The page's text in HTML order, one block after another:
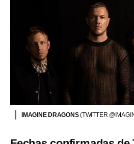
IMAGINE DRAGONS(TWITTER